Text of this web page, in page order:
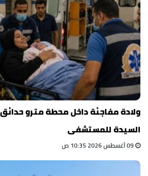
ولادة مفاجئة داخل محطة مترو
السيدة للمستشفى